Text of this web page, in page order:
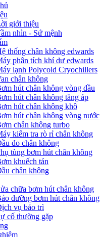
giới thiệu
nhìn - Sứ mệnh
thống chân không edwards
phân tích khí dư edwards
lạnh Polycold Cryochillers
chân không
hút chân không vòng dầu
hút chân không tăng áp
hút chân không khô
hút chân không vòng nước
chân không turbo
kiểm tra rò rỉ chân không
đo chân không
tùng bơm hút chân không
khuếch tán
chân không
chữa bơm hút chân không
dưỡng bơm hút chân không
vụ bảo trì
cố thường gặp